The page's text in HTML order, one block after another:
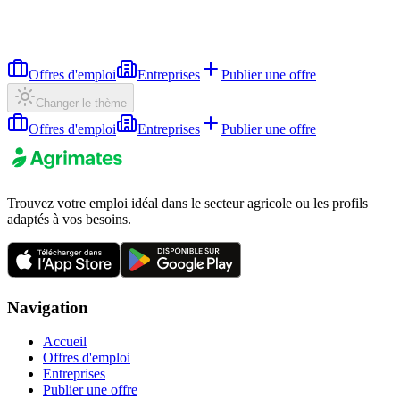
Offres d'emploi Entreprises Publier une offre
Changer le thème
Offres d'emploi Entreprises Publier une offre
Trouvez votre emploi idéal dans le secteur agricole ou les profils
adaptés à vos besoins.
Navigation
Accueil
Offres d'emploi
Entreprises
Publier une offre